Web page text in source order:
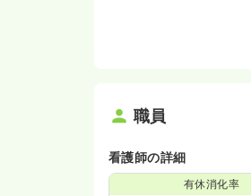
職員
看護師の詳細
有休消化率